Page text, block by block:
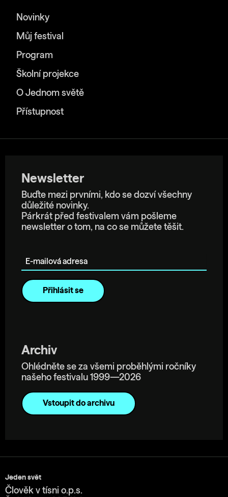
Novinky
Můj festival
Program
Školní projekce
O Jednom světě
Přístupnost
Newsletter
Buďte mezi prvními, kdo se dozví všechny
důležité novinky.
Párkrát před festivalem vám pošleme
newsletter o tom, na co se můžete těšit.
Archiv
Ohlédněte se za všemi proběhlými ročníky
našeho festivalu 1999—2026
Vstoupit do archivu
Jeden svět
Člověk v tísni o.p.s.